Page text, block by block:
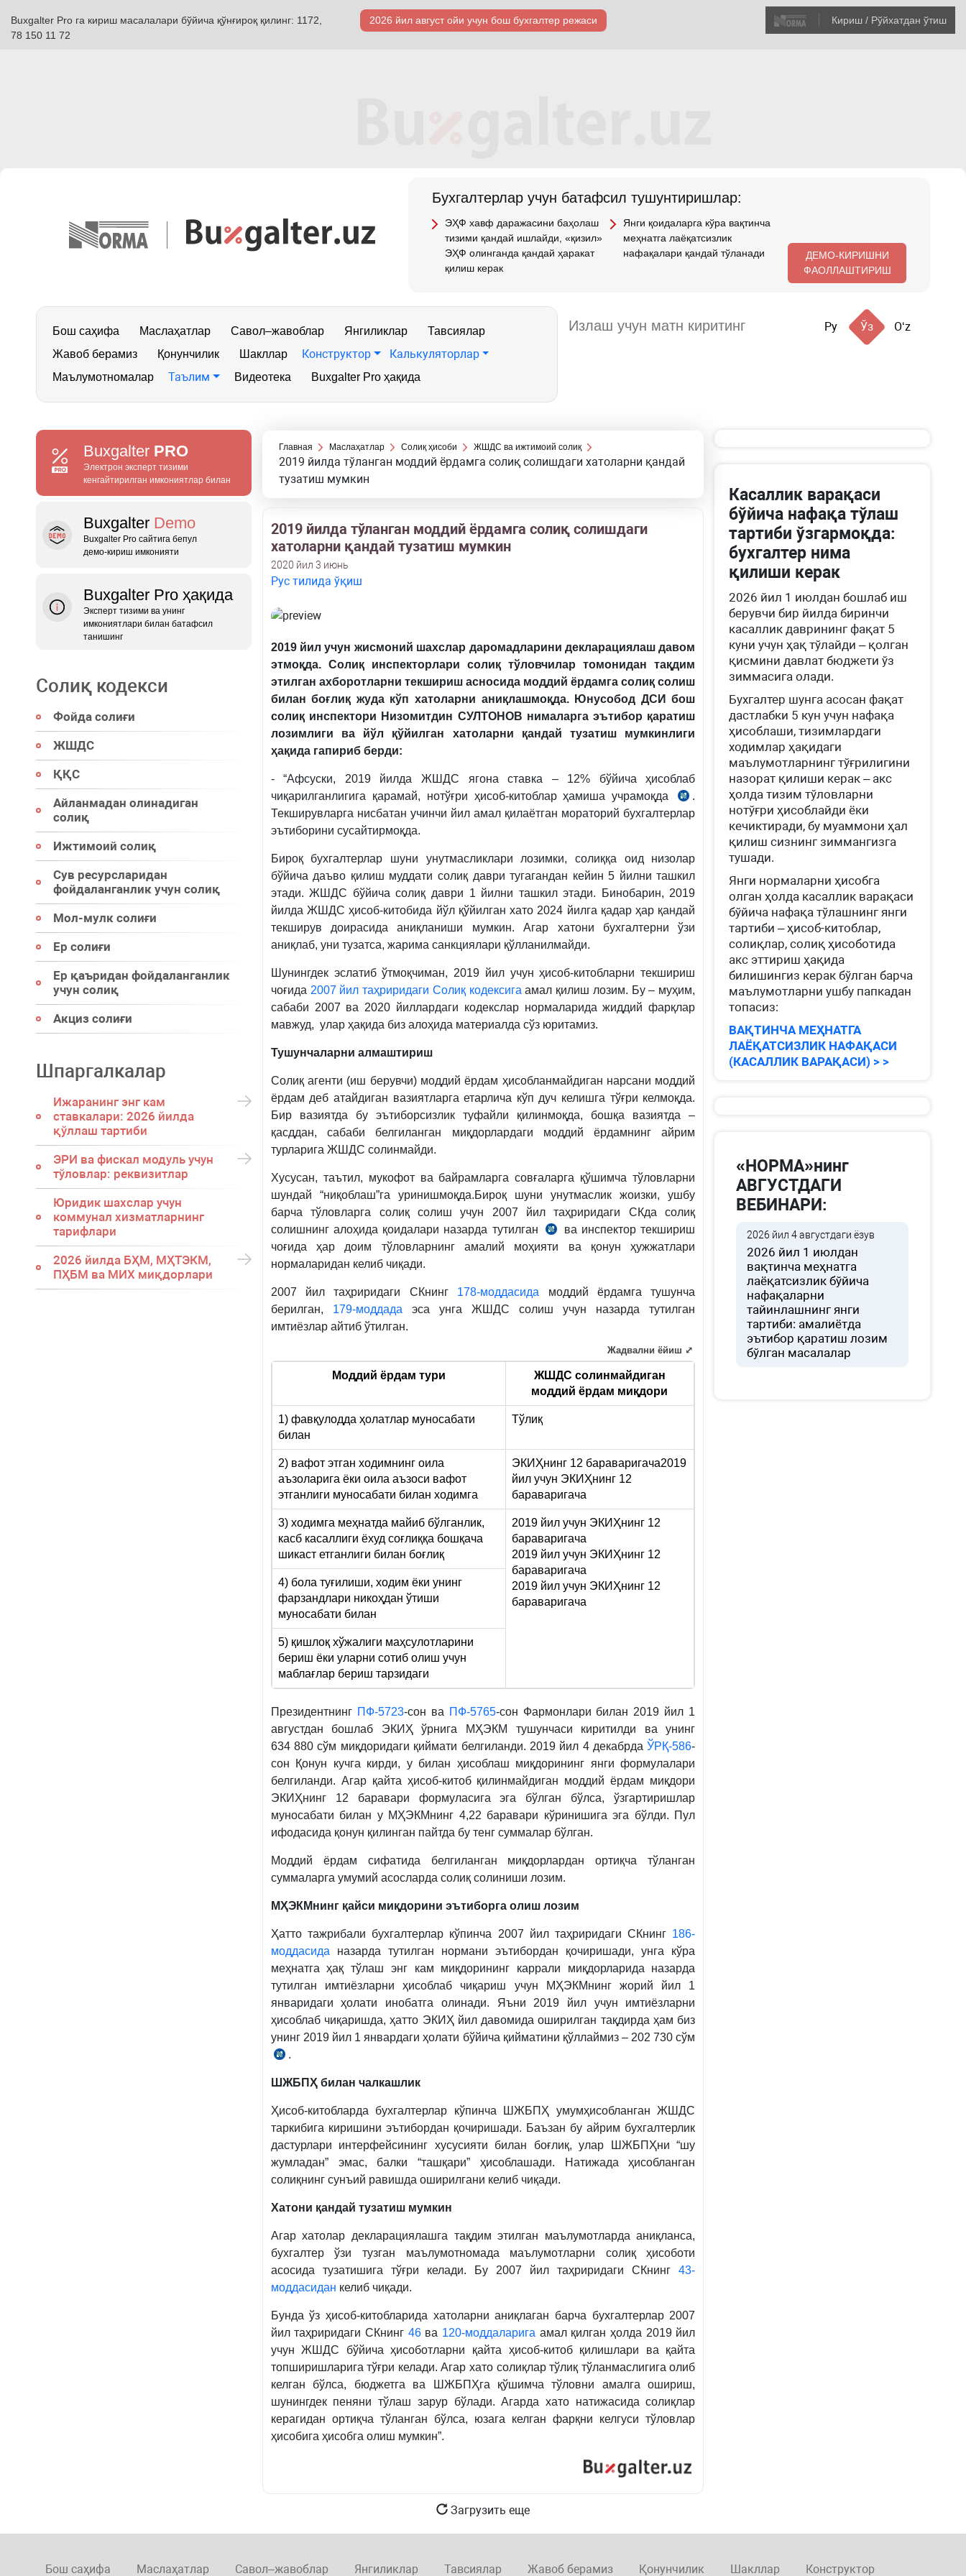
Buxgalter Pro га кириш масалалари бўйича қўнғироқ қилинг: 1172,
78 150 11 72
2026 йил август ойи учун бош бухгалтер режаси Кириш / Рўйхатдан ўтиш
Бухгалтерлар учун батафсил тушунтиришлар:
ЭҲФ хавф даражасини баҳолаш
тизими қандай ишлайди, «қизил»
ЭҲФ олинганда қандай ҳаракат
қилиш керак
Янги қоидаларга кўра вақтинча
меҳнатга лаёқатсизлик
нафақалари қандай тўланади
ДЕМО-КИРИШНИ
ФАОЛЛАШТИРИШ
Бош саҳифа Маслаҳатлар Савол–жавоблар Янгиликлар
Тавсиялар
Жавоб берамиз
Қонунчилик Шакллар Конструктор Калькуляторлар
Маълумотномалар Таълим Видеотека Buxgalter Pro ҳақида
Ру Ўз Oʻz
Buxgalter PRO
Электрон эксперт тизими
кенгайтирилган имкониятлар билан
Buxgalter Demo
Buxgalter Pro сайтига бепул
демо‑кириш имконияти
Buxgalter Pro ҳақида
Эксперт тизими ва унинг
имкониятлари билан батафсил
танишинг
Солиқ кодекси
Фойда солиғи
ЖШДС
ҚҚС
Айланмадан олинадиган
солиқ
Ижтимоий солиқ
Сув ресурсларидан
фойдаланганлик учун солиқ
Мол-мулк солиғи
Ер солиғи
Ер қаъридан фойдаланганлик
учун солиқ
Акциз солиғи
Шпаргалкалар
Ижаранинг энг кам
ставкалари: 2026 йилда
қўллаш тартиби
ЭРИ ва фискал модуль учун
тўловлар: реквизитлар
Юридик шахслар учун
коммунал хизматларнинг
тарифлари
2026 йилда БҲМ, МҲТЭКМ,
ПҲБМ ва МИХ миқдорлари
Главная Маслаҳатлар Солиқ ҳисоби ЖШДС ва ижтимоий солиқ
2019 йилда тўланган моддий ёрдамга солиқ солишдаги хатоларни қандай
тузатиш мумкин
2019 йилда тўланган моддий ёрдамга солиқ солишдаги
хатоларни қандай тузатиш мумкин
2020 йил 3 июнь
Рус тилида ўқиш
2019 йил учун жисмоний шахслар даромадларини декларациялаш давом
этмоқда. Солиқ инспекторлари солиқ тўловчилар томонидан тақдим
этилган ахборотларни текшириш асносида моддий ёрдамга солиқ солиш
билан боғлиқ жуда кўп хатоларни аниқлашмоқда. Юнусобод ДСИ бош
солиқ инспектори Низомитдин СУЛТОНОВ нималарга эътибор қаратиш
лозимлиги ва йўл қўйилган хатоларни қандай тузатиш мумкинлиги
ҳақида гапириб берди:
- “Афсуски, 2019 йилда ЖШДС ягона ставка – 12% бўйича ҳисоблаб
чиқарилганлигига қарамай, нотўғри ҳисоб-китоблар ҳамиша учрамоқда
2007-
йил
таҳрирдаги
181-
қ.
.
Текширувларга нисбатан учинчи йил амал қилаётган мораторий бухгалтерлар
эътиборини сусайтирмоқда.
Бироқ бухгалтерлар шуни унутмасликлари лозимки, солиққа оид низолар
бўйича даъво қилиш муддати солиқ даври тугагандан кейин 5 йилни ташкил
этади. ЖШДС бўйича солиқ даври 1 йилни ташкил этади. Бинобарин, 2019
йилда ЖШДС ҳисоб-китобида йўл қўйилган хато 2024 йилга қадар ҳар қандай
текширув доирасида аниқланиши мумкин. Агар хатони бухгалтерни ўзи
аниқлаб, уни тузатса, жарима санкциялари қўлланилмайди.
Шунингдек эслатиб ўтмоқчиман, 2019 йил учун ҳисоб-китобларни текшириш
чоғида 2007 йил таҳриридаги Солиқ кодексига амал қилиш лозим. Бу – муҳим,
сабаби 2007 ва 2020 йиллардаги кодекслар нормаларида жиддий фарқлар
мавжуд, улар ҳақида биз алоҳида материалда сўз юритамиз.
Тушунчаларни алмаштириш
Солиқ агенти (иш берувчи) моддий ёрдам ҳисобланмайдиган нарсани моддий
ёрдам деб атайдиган вазиятларга етарлича кўп дуч келишга тўғри келмоқда.
Бир вазиятда бу эътиборсизлик туфайли қилинмоқда, бошқа вазиятда –
қасддан, сабаби белгиланган миқдорлардаги моддий ёрдамнинг айрим
турларига ЖШДС солинмайди.
Хусусан, таътил, мукофот ва байрамларга совғаларга қўшимча тўловларни
шундай “ниқоблаш”га уринишмоқда.Бироқ шуни унутмаслик жоизки, ушбу
барча тўловларга солиқ солиш учун 2007 йил таҳриридаги СКда солиқ
солишнинг алоҳида қоидалари назарда тутилган
2007-
йил
171-
180-
ва инспектор текшириш
чоғида ҳар доим тўловларнинг амалий моҳияти ва қонун ҳужжатлари
нормаларидан келиб чиқади.
2007 йил таҳриридаги СКнинг 178-моддасида моддий ёрдамга тушунча
берилган, 179-моддада эса унга ЖШДС солиш учун назарда тутилган
имтиёзлар айтиб ўтилган.
Моддий ёрдам тури
ЖШДС солинмайдиган
моддий ёрдам миқдори
1) фавқулодда ҳолатлар муносабати
билан
Тўлиқ
2) вафот этган ходимнинг оила
аъзоларига ёки оила аъзоси вафот
этганлиги муносабати билан ходимга
ЭКИҲнинг 12 бараваригача2019
йил учун ЭКИҲнинг 12
бараваригача
3) ходимга меҳнатда майиб бўлганлик,
касб касаллиги ёхуд соғлиққа бошқача
шикаст етганлиги билан боғлиқ
2019 йил учун ЭКИҲнинг 12
бараваригача
2019 йил учун ЭКИҲнинг 12
бараваригача
2019 йил учун ЭКИҲнинг 12
бараваригача
4) бола туғилиши, ходим ёки унинг
фарзандлари никоҳдан ўтиши
муносабати билан
5) қишлоқ хўжалиги маҳсулотларини
бериш ёки уларни сотиб олиш учун
маблағлар бериш тарзидаги
Жадвални ёйиш ⤢
Президентнинг ПФ-5723-сон ва ПФ-5765-сон Фармонлари билан 2019 йил 1
августдан бошлаб ЭКИҲ ўрнига МҲЭКМ тушунчаси киритилди ва унинг
634 880 сўм миқдоридаги қиймати белгиланди. 2019 йил 4 декабрдаЎРҚ-586-
сон Қонун кучга кирди, у билан ҳисоблаш миқдорининг янги формулалари
белгиланди. Агар қайта ҳисоб-китоб қилинмайдиган моддий ёрдам миқдори
ЭКИҲнинг 12 баравари формуласига эга бўлган бўлса, ўзгартиришлар
муносабати билан у МҲЭКМнинг 4,22 баравари кўринишига эга бўлди. Пул
ифодасида қонун қилинган пайтда бу тенг суммалар бўлган.
Моддий ёрдам сифатида белгиланган миқдорлардан ортиқча тўланган
суммаларга умумий асосларда солиқ солиниши лозим.
МҲЭКМнинг қайси миқдорини эътиборга олиш лозим
Ҳатто тажрибали бухгалтерлар кўпинча 2007 йил таҳриридаги СКнинг 186-
моддасида назарда тутилган нормани эътибордан қочиришади, унга кўра
меҳнатга ҳақ тўлаш энг кам миқдорининг каррали миқдорларида назарда
тутилган имтиёзларни ҳисоблаб чиқариш учун МҲЭКМнинг жорий йил 1
январидаги ҳолати инобатга олинади. Яъни 2019 йил учун имтиёзларни
ҳисоблаб чиқаришда, ҳатто ЭКИҲ йил давомида оширилган тақдирда ҳам биз
унинг 2019 йил 1 январдаги ҳолати бўйича қийматини қўллаймиз – 202 730 сўм
13.10.2018
ПФ-5553-
сон
.
ШЖБПҲ билан чалкашлик
Ҳисоб-китобларда бухгалтерлар кўпинча ШЖБПҲ умумҳисобланган ЖШДС
таркибига киришини эътибордан қочиришади. Баъзан бу айрим бухгалтерлик
дастурлари интерфейсининг хусусияти билан боғлиқ, улар ШЖБПҲни “шу
жумладан” эмас, балки “ташқари” ҳисоблашади. Натижада ҳисобланган
солиқнинг сунъий равишда оширилгани келиб чиқади.
Хатони қандай тузатиш мумкин
Агар хатолар декларациялашга тақдим этилган маълумотларда аниқланса,
бухгалтер ўзи тузган маълумотномада маълумотларни солиқ ҳисоботи
асосида тузатишига тўғри келади. Бу 2007 йил таҳриридаги СКнинг43-
моддасидан келиб чиқади.
Бунда ўз ҳисоб-китобларида хатоларни аниқлаган барча бухгалтерлар 2007
йил таҳриридаги СКнинг 46ва 120-моддаларига амал қилган ҳолда 2019 йил
учун ЖШДС бўйича ҳисоботларни қайта ҳисоб-китоб қилишлари ва қайта
топширишларига тўғри келади. Агар хато солиқлар тўлиқ тўланмаслигига олиб
келган бўлса, бюджетга ва ШЖБПҲга қўшимча тўловни амалга ошириш,
шунингдек пеняни тўлаш зарур бўлади. Агарда хато натижасида солиқлар
керагидан ортиқча тўланган бўлса, юзага келган фарқни келгуси тўловлар
ҳисобига ҳисобга олиш мумкин”.
Загрузить еще
Касаллик варақаси
бўйича нафақа тўлаш
тартиби ўзгармоқда:
бухгалтер нима
қилиши керак
2026 йил 1 июлдан бошлаб иш
берувчи бир йилда биринчи
касаллик даврининг фақат 5
куни учун ҳақ тўлайди – қолган
қисмини давлат бюджети ўз
зиммасига олади.
Бухгалтер шунга асосан фақат
дастлабки 5 кун учун нафақа
ҳисоблаши, тизимлардаги
ходимлар ҳақидаги
маълумотларнинг тўғрилигини
назорат қилиши керак – акс
ҳолда тизим тўловларни
нотўғри ҳисоблайди ёки
кечиктиради, бу муаммони ҳал
қилиш сизнинг зиммангизга
тушади.
Янги нормаларни ҳисобга
олган ҳолда касаллик варақаси
бўйича нафақа тўлашнинг янги
тартиби – ҳисоб-китоблар,
солиқлар, солиқ ҳисоботида
акс эттириш ҳақида
билишингиз керак бўлган барча
маълумотларни ушбу папкадан
топасиз:
ВАҚТИНЧА МЕҲНАТГА
ЛАЁҚАТСИЗЛИК НАФАҚАСИ
(КАСАЛЛИК ВАРАҚАСИ) > >
«НОРМА»нинг
АВГУСТДАГИ
ВЕБИНАРИ:
2026 йил 4 августдаги ёзув
2026 йил 1 июлдан
вақтинча меҳнатга
лаёқатсизлик бўйича
нафақаларни
тайинлашнинг янги
тартиби: амалиётда
эътибор қаратиш лозим
бўлган масалалар
Бош саҳифа Маслаҳатлар Савол–жавоблар Янгиликлар Тавсиялар Жавоб берамиз Қонунчилик Шакллар Конструктор